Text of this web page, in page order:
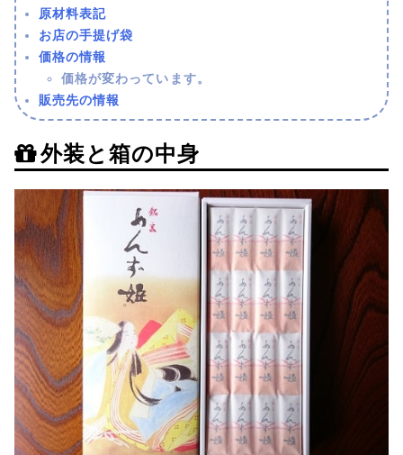
原材料表記
お店の手提げ袋
価格の情報
価格が変わっています。
販売先の情報
外装と箱の中身